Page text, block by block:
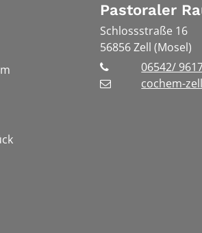
Pastoraler
Schlossstraße 16
56856Zell (Mosel)
06542/
cochem-